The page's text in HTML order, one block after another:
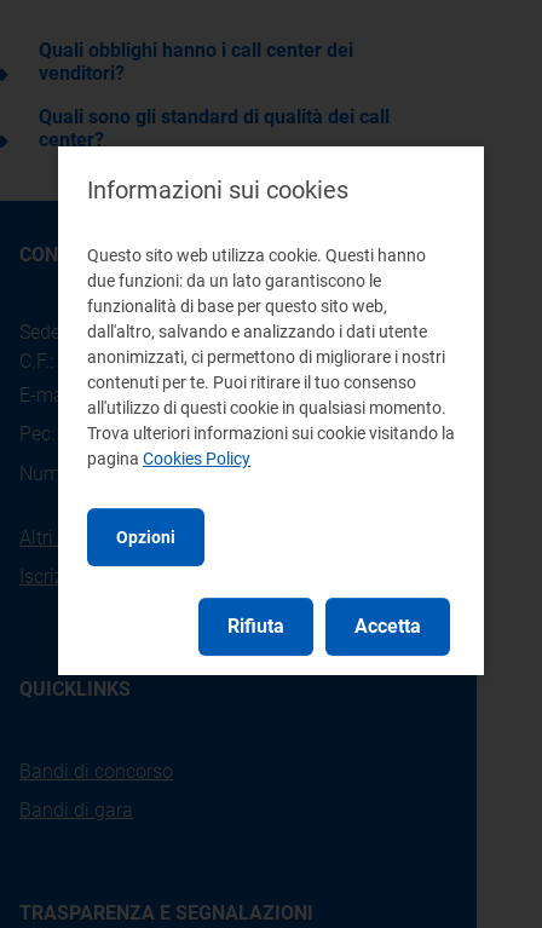
Quali obblighi hanno i call center dei
venditori?
Quali sono gli standard di qualità dei call
center?
CONTATTI
Sede legale: Piazza Cavour 5 - 20121 - Milano
C.F.: 97190020152
E-mail:info@arera.it
Pec:
protocollo@pec.arera.it
Numero verde consumatori:
Altri contatti
Iscrizione alla newsletter
QUICKLINKS
Bandi di concorso
Bandi di gara
TRASPARENZA E SEGNALAZIONI
Informazioni sui cookies
Questo sito web utilizza cookie. Questi hanno
due funzioni: da un lato garantiscono le
funzionalità di base per questo sito web,
dall'altro, salvando e analizzando i dati utente
anonimizzati, ci permettono di migliorare i nostri
contenuti per te. Puoi ritirare il tuo consenso
all'utilizzo di questi cookie in qualsiasi momento.
Trova ulteriori informazioni sui cookie visitando la
pagina Cookies Policy
Opzioni
Rifiuta Accetta